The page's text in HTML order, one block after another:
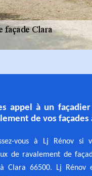
appel à un
de vos façades
vous à Lj Rénov si
de ravalement de
à Clara 66500. Lj